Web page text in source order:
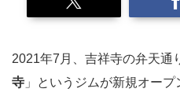
2021年7月、吉祥寺の弁天通
寺 」というジムが新規オープ